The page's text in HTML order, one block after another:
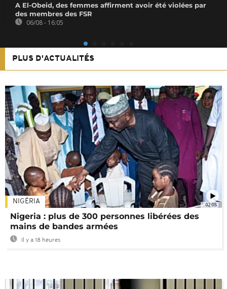
A El-Obeid, des femmes affirment avoir été violées par
des membres des FSR
06/08 - 16:05
PLUS D'ACTUALITÉS
02:08
NIGÉRIA
Nigeria : plus de 300 personnes libérées des
mains de bandes armées
Il y a 18 heures